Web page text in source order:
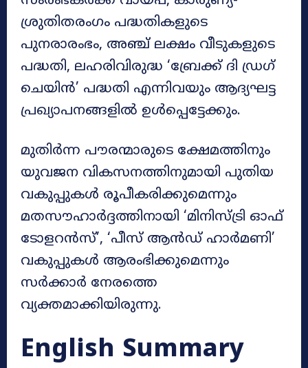
ശ്രുതിതരംഗം പദ്ധതികളുടെ
പുനരാരംഭം, അഞ്ച് ലക്ഷം വീടുകളുടെ
പദ്ധതി, ലഹരിവിരുദ്ധ ‘ബ്രേക്ക് ദി ഡ്രഗ്
ചെയിൻ’ പദ്ധതി എന്നിവയും ആദ്യഘട്ട
പ്രഖ്യാപനങ്ങളിൽ ഉൾപ്പെട്ടേക്കും.
മുതിർന്ന പൗരന്മാരുടെ ക്ഷേമത്തിനും
യുവജന വികസനത്തിനുമായി പുതിയ
വകുപ്പുകൾ രൂപീകരിക്കുമെന്നും
മതസൗഹാർദ്ദത്തിനായി ‘മിനിസ്ട്രി ഓഫ്
ടോളറൻസ്’, ‘പീസ് ആൻഡ് ഹാർമണി’
വകുപ്പുകൾ ആരംഭിക്കുമെന്നും
സർക്കാർ നേരത്തെ
വ്യക്തമാക്കിയിരുന്നു.
English Summary